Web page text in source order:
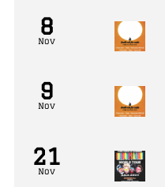
8
Nov
9
Nov
21
Nov